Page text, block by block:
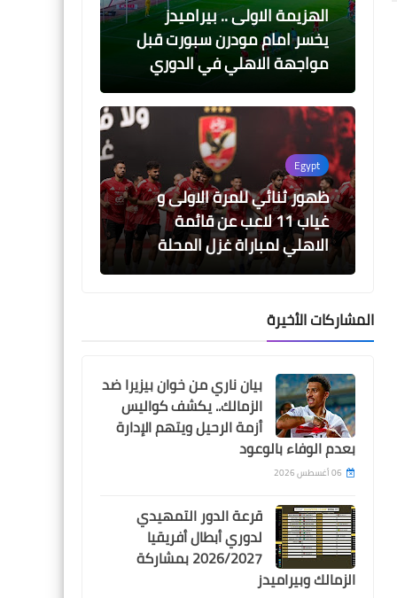
اخبار خفيفة
05 أغسطس 2026
جدول مباريات الدورى المصرى 2026-
2027
05 أغسطس 2026
نتيجة قرعة الدوري
الهزيمة الاولى .. بيراميدز
يخسر امام مودرن سبورت قبل
مواجهة الاهلي في الدوري
Egypt
ظهور ثنائي للمرة الاولى و
غياب 11 لاعب عن قائمة
الاهلي لمباراة غزل المحلة
Egypt
المصائب لا تأتي فرادى .. حادث
سير قوي لحارس الاهلي قبل
مباراة غزل المحلة
Egypt
تأجيل مباراتين لبيراميدز ..
المشاركات الأخيرة
بيان ناري من خوان بيزيرا ضد
الزمالك.. يكشف كواليس
أزمة الرحيل ويتهم الإدارة
بعدم الوفاء بالوعود
06 أغسطس 2026
قرعة الدور التمهيدي
لدوري أبطال أفريقيا
2026/2027 بمشاركة
الزمالك وبيراميدز